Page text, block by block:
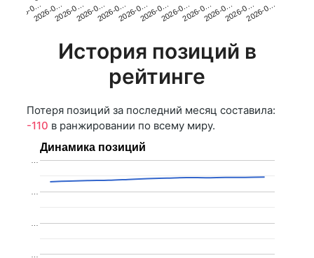
2026-0…2026-0…2026-0…2026-0…2026-0…2026-0…2026-0…2026-0…2026-0…2026-0…2026-0…2026-0…
История позиций в
рейтинге
Потеря позиций за последний месяц составила:
-110 в ранжировании по всему миру.
Динамика позиций
…
…